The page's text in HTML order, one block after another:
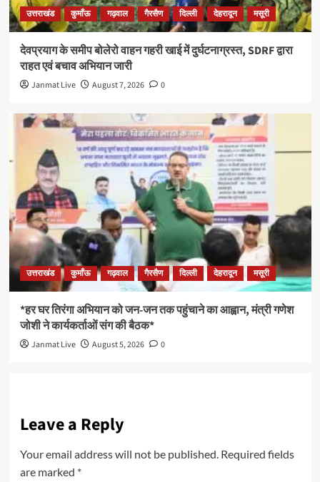
उत्तराखंड कुमाँऊ गढ़वाल गैरसैण दिल्ली देहरादून मसूरी
देवप्रयाग के समीप बोलेरो वाहन गहरी खाई में दुर्घटनाग्रस्त, SDRF द्वारा
राहत एवं बचाव अभियान जारी
Janmat Live August 7, 2026 0
उत्तराखंड कुमाँऊ गढ़वाल गैरसैण दिल्ली देहरादून मसूरी
*हर घर तिरंगा अभियान को जन-जन तक पहुंचाने का आह्वान, मंत्री गणेश
जोशी ने कार्यकर्ताओं संग की बैठक*
Janmat Live August 5, 2026 0
Leave a Reply
Your email address will not be published. Required fields
are marked *